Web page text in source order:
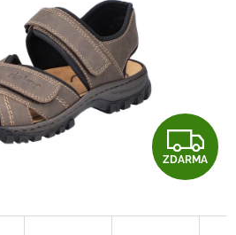
Z
D
A
ZDARMA